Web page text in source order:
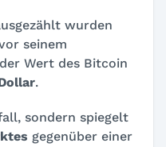
wurden
seinem
Wert des Bitcoin
.
sondern spiegelt
gegenüber einer